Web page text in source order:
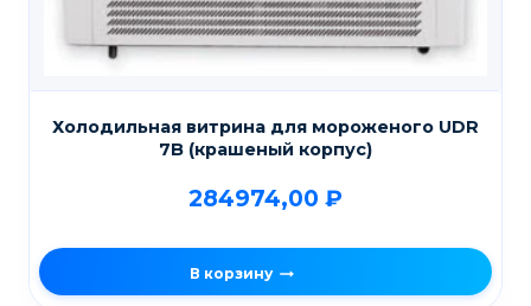
Холодильная витрина для мороженого UDR
7B (крашеный корпус)
284974,00 ₽
В корзину